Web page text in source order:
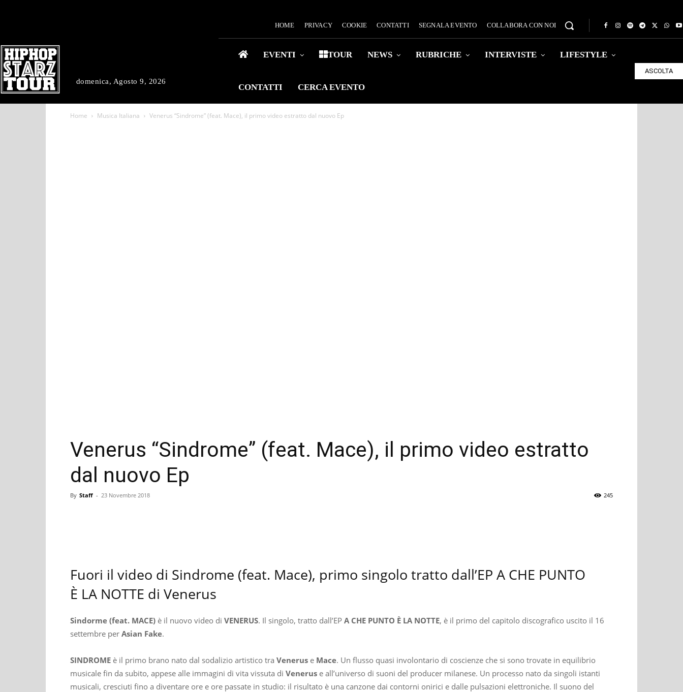
domenica, Agosto 9, 2026
HOME PRIVACY COOKIE CONTATTI SEGNALA EVENTO COLLABORA CON NOI
EVENTI TOUR NEWS RUBRICHE INTERVISTE LIFESTYLE
CONTATTI CERCA EVENTO
ASCOLTA
Home Musica Italiana Venerus “Sindrome” (feat. Mace), il primo video estratto dal nuovo Ep
Venerus “Sindrome” (feat. Mace), il primo video estratto
dal nuovo Ep
By Staff - 23 Novembre 2018 245
Fuori il video di Sindrome (feat. Mace), primo singolo tratto dall’EP A CHE PUNTO
È LA NOTTE di Venerus
Sindorme (feat. MACE) è il nuovo video di VENERUS. Il singolo, tratto dall’EP A CHE PUNTO È LA NOTTE, è il primo del capitolo discografico uscito il 16
settembre per Asian Fake.
SINDROME è il primo brano nato dal sodalizio artistico tra Venerus e Mace. Un flusso quasi involontario di coscienze che si sono trovate in equilibrio
musicale fin da subito, appese alle immagini di vita vissuta di Venerus e all’universo di suoni del producer milanese. Un processo nato da singoli istanti
musicali, cresciuti fino a diventare ore e ore passate in studio: il risultato è una canzone dai contorni onirici e dalle pulsazioni elettroniche. Il suono del